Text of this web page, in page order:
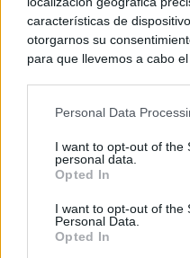
características de
otorgarnos su
para que llevemos a cabo
negar su consentimiento.
de su consentimiento, pero
rechazar tal
cualquier momento
visitando nuestra política de
Personal Data
I want to opt-out of the
personal data.
Opted In
I want to opt-out of the
Personal Data.
Opted In